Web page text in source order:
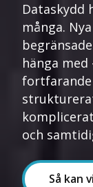
Dataskydd
många.
hänga
fortfarande
och
Så kan